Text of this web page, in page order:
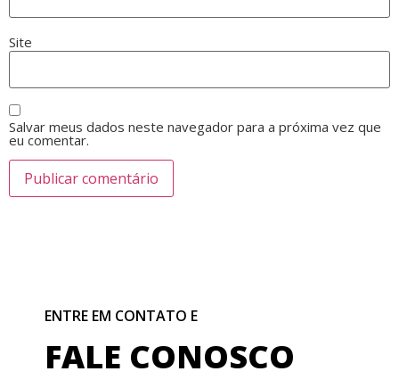
Site
Salvar meus dados neste navegador para a próxima vez que
eu comentar.
ENTRE EM CONTATO E
FALE CONOSCO